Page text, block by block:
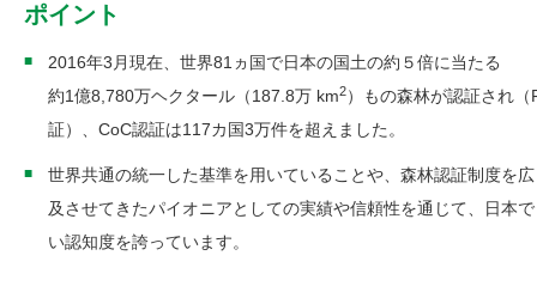
ポイント
2016年3月現在、世界81ヵ国で日本の国土の約５倍に当たる
約1億8,780万ヘクタール（187.8万 km2）もの森林が認証され（
証）、CoC認証は117カ国3万件を超えました。
世界共通の統一した基準を用いていることや、森林認証制度を
及させてきたパイオニアとしての実績や信頼性を通じて、日本
い認知度を誇っています。